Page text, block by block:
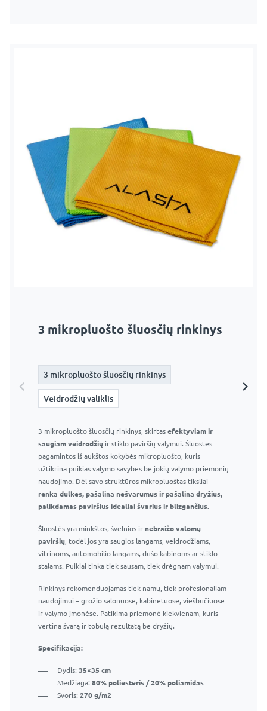
3 mikropluošto šluosčių rinkinys
3 mikropluošto šluosčių rinkinys
Veidrodžių valiklis
3 mikropluošto šluosčių rinkinys, skirtas efektyviam ir
saugiam veidrodžių ir stiklo paviršių valymui. Šluostės
pagamintos iš aukštos kokybės mikropluošto, kuris
užtikrina puikias valymo savybes be jokių valymo priemonių
naudojimo. Dėl savo struktūros mikropluoštas tiksliai
renka dulkes, pašalina nešvarumus ir pašalina dryžius,
palikdamas paviršius idealiai švarius ir blizgančius.
Šluostės yra minkštos, švelnios ir nebraižo valomų
paviršių, todėl jos yra saugios langams, veidrodžiams,
vitrinoms, automobilio langams, dušo kabinoms ar stiklo
stalams. Puikiai tinka tiek sausam, tiek drėgnam valymui.
Rinkinys rekomenduojamas tiek namų, tiek profesionaliam
naudojimui – grožio salonuose, kabinetuose, viešbučiuose
ir valymo įmonėse. Patikima priemonė kiekvienam, kuris
vertina švarą ir tobulą rezultatą be dryžių.
Specifikacija:
Dydis: 35×35 cm
Medžiaga: 80% poliesteris / 20% poliamidas
Svoris: 270 g/m2
Veidrodžių valiklis
3 mikropluošto šluosčių rinkinys
Veidrodžių valiklis
Langų ir veidrodžių valiklis 295 ml – Profesionalus stiklo
valiklis
Efektyvus purškiklis ir patogus buteliukas
Efektyviai pašalina muilo apnašas, vandens dėmes ir
kitas įprastas vonios kambario dėmes
Nepalieka dryžių ar dėmių
stikliniams paviršiams
Tinka naudoti namuose ir profesionaliai